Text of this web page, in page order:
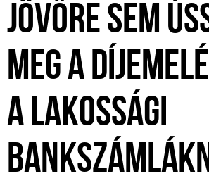
JÖVŐRE SEM
MEG A
A LAKOSSÁGI